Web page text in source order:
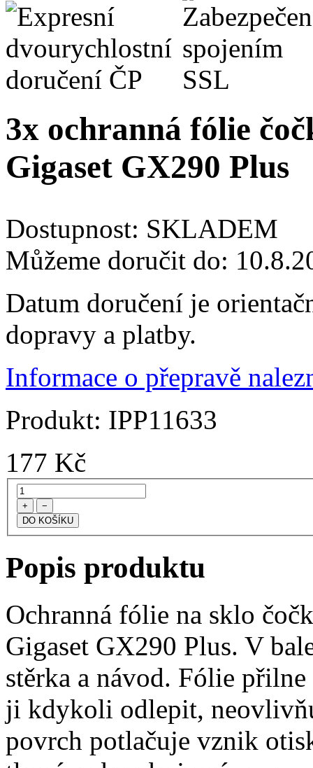
3x ochranná fólie
Gigaset GX290 Plus
Dostupnost: SKLADEM
Můžeme doručit do:
Datum doručení je
dopravy a platby.
Informace o přepravě
Produkt: IPP11633
177 Kč
+ −
Popis produktu
Ochranná fólie na sklo
Gigaset GX290 Plus. V
stěrka a návod. Fólie
ji kdykoli odlepit,
povrch potlačuje vznik